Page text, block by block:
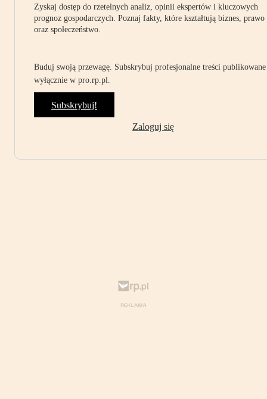
Zyskaj dostęp do rzetelnych analiz, opinii ekspertów i kluczowych
prognoz gospodarczych. Poznaj fakty, które kształtują biznes, prawo
oraz społeczeństwo.
Buduj swoją przewagę. Subskrybuj profesjonalne treści publikowane
wyłącznie w pro.rp.pl.
Subskrybuj!
Zaloguj się